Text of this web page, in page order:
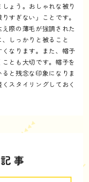
ょう。おしゃれな被り
すぎない」ことです。
際の薄毛が強調された
しっかりと被ること
なります。また、帽子
とも大切です。帽子を
と残念な印象になりま
スタイリングしておく
事